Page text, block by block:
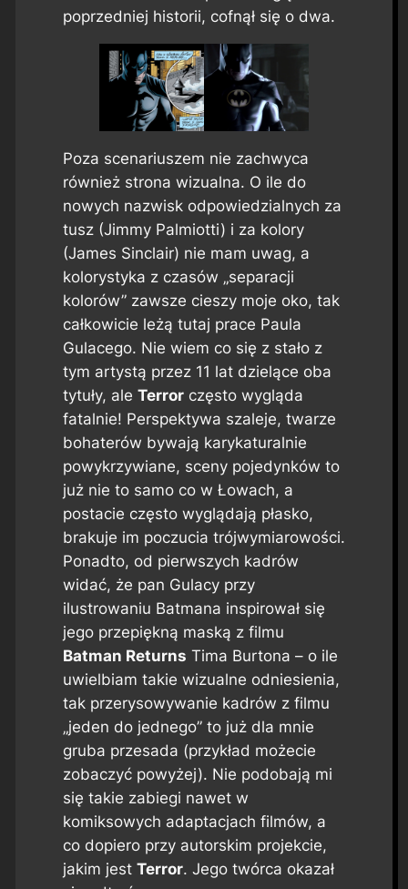
poprzedniej historii, cofnął się o dwa.
Poza scenariuszem nie zachwyca
również strona wizualna. O ile do
nowych nazwisk odpowiedzialnych za
tusz (Jimmy Palmiotti) i za kolory
(James Sinclair) nie mam uwag, a
kolorystyka z czasów „separacji
kolorów” zawsze cieszy moje oko, tak
całkowicie leżą tutaj prace Paula
Gulacego. Nie wiem co się z stało z
tym artystą przez 11 lat dzielące oba
tytuły, ale Terrorczęsto wygląda
fatalnie! Perspektywa szaleje, twarze
bohaterów bywają karykaturalnie
powykrzywiane, sceny pojedynków to
już nie to samo co w Łowach, a
postacie często wyglądają płasko,
brakuje im poczucia trójwymiarowości.
Ponadto, od pierwszych kadrów
widać, że pan Gulacy przy
ilustrowaniu Batmana inspirował się
jego przepiękną maską z filmu
Batman Returns Tima Burtona – o ile
uwielbiam takie wizualne odniesienia,
tak przerysowywanie kadrów z filmu
„jeden do jednego” to już dla mnie
gruba przesada (przykład możecie
zobaczyć powyżej). Nie podobają mi
się takie zabiegi nawet w
komiksowych adaptacjach filmów, a
co dopiero przy autorskim projekcie,
jakim jest Terror. Jego twórca okazał